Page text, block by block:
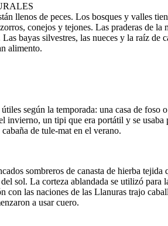
llenos de peces. Los bosques y valles
conejos y tejones. Las praderas de la
Las bayas silvestres, las nueces y la raíz de
alimento.
según la temporada: una casa de foso
invierno, un tipi que era portátil y se usaba
de tule-mat en el verano.
sombreros de canasta de hierba tejida
sol. La corteza ablandada se utilizó para
con las naciones de las Llanuras trajo
a usar cuero.